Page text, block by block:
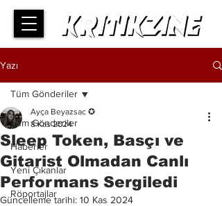
Yazı
Tüm Gönderiler
Haberler
Yeni Çıkanlar
Röportajlar
Tüm Gönderiler
Sleep Token, Basçı ve
Gitarist Olmadan Canlı
Performans Sergiledi
Ayça Beyazsac ✪
8 Kas 2024
Güncelleme tarihi: 10 Kas 2024